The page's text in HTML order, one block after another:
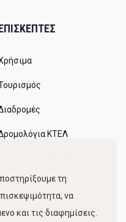
ΚΤΕΛ
Λιμένοςτη
να
και τις διαφημίσεις.